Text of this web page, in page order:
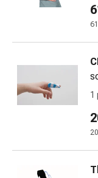
e
della
1